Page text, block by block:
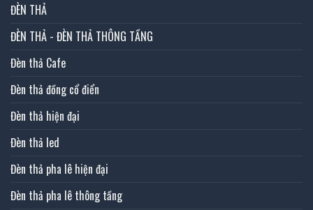
ĐÈN THẢ
ĐÈN THẢ - ĐÈN THẢ THÔNG TẦNG
Đèn thả Cafe
Đèn thả đồng cổ điển
Đèn thả hiện đại
Đèn thả led
Đèn thả pha lê hiện đại
Đèn thả pha lê thông tầng